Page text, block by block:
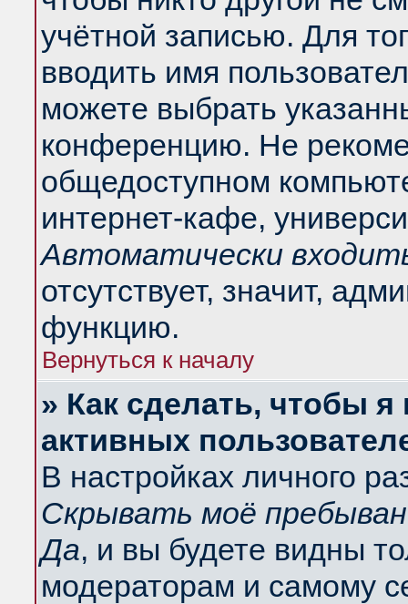
учётной записью. Для
вводить имя
можете выбрать
конференцию. Не
общедоступном
интернет-кафе,
Автоматически
отсутствует, значит,
функцию.
Вернуться к началу
» Как сделать, чтобы
активных
В настройках личного
Скрывать моё
Да, и вы будете видны
модераторам и самому